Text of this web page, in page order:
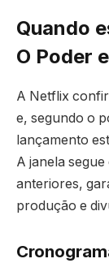
Quando
O Poder
A Netflix
e, segundo o
lançamento
A janela
anteriores,
produção e